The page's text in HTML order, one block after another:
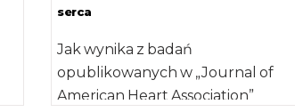
serca
Jak wynika z badań
opublikowanych w „Journal of
American Heart Association”